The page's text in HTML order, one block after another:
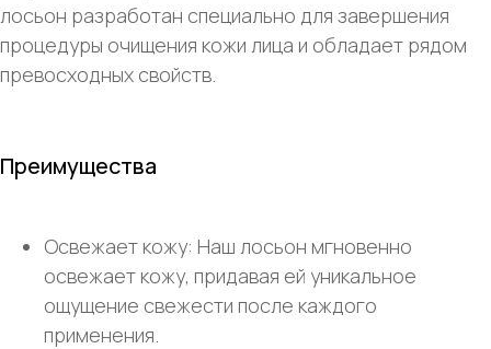
лосьон разработан специально для завершения
процедуры очищения кожи лица и обладает рядом
превосходных свойств.
Преимущества
Освежает кожу: Наш лосьон мгновенно
освежает кожу, придавая ей уникальное
ощущение свежести после каждого
применения.